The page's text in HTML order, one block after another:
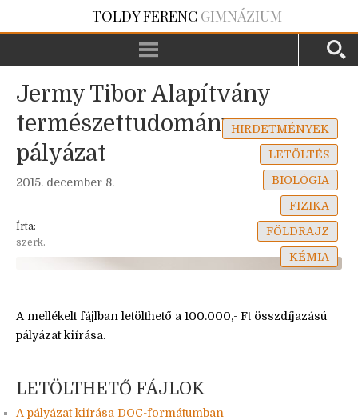
TOLDY FERENC GIMNÁZIUM
Jermy Tibor Alapítvány
természettudományos
pályázat
2015. december 8.
Írta:
szerk.
HIRDETMÉNYEK
LETÖLTÉS
BIOLÓGIA
FIZIKA
FÖLDRAJZ
KÉMIA
A mellékelt fájlban letölthető a 100.000,- Ft összdíjazású
pályázat kiírása.
LETÖLTHETŐ FÁJLOK
A pályázat kiírása DOC-formátumban